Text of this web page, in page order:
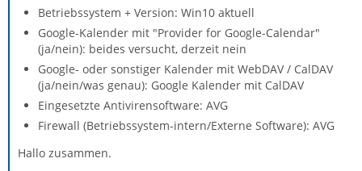
Betriebssystem + Version: Win10 aktuell
Google-Kalender mit "Provider for Google-Calendar"
(ja/nein): beides versucht, derzeit nein
Google- oder sonstiger Kalender mit WebDAV / CalDAV
(ja/nein/was genau): Google Kalender mit CalDAV
Eingesetzte Antivirensoftware: AVG
Firewall (Betriebssystem-intern/Externe Software): AVG
Hallo zusammen.